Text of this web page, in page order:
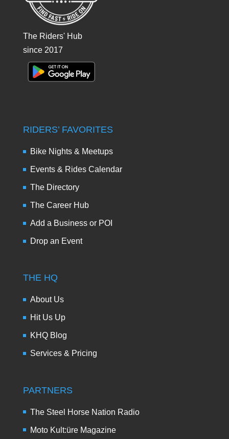
The Riders' Hub
since 2017
RIDERS’ FAVORITES
Bike Nights & Meetups
Events & Rides Calendar
The Directory
The Career Hub
Add a Business or POI
Drop an Event
THE HQ
About Us
Hit Us Up
KHQ Blog
Services & Pricing
PARTNERS
The Steel Horse Nation Radio
Moto Kult:üre Magazine